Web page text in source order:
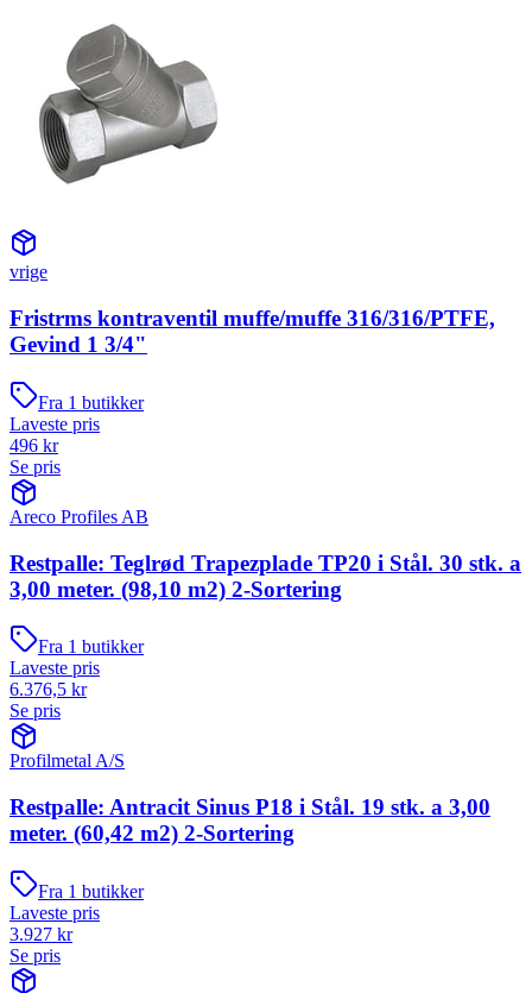
vrige
Fristrms kontraventil muffe/muffe 316/316/PTFE,
Gevind 1 3/4"
Fra 1 butikker
Laveste pris
496 kr
Se pris
Areco Profiles AB
Restpalle: Teglrød Trapezplade TP20 i Stål. 30 stk. a
3,00 meter. (98,10 m2) 2-Sortering
Fra 1 butikker
Laveste pris
6.376,5 kr
Se pris
Profilmetal A/S
Restpalle: Antracit Sinus P18 i Stål. 19 stk. a 3,00
meter. (60,42 m2) 2-Sortering
Fra 1 butikker
Laveste pris
3.927 kr
Se pris